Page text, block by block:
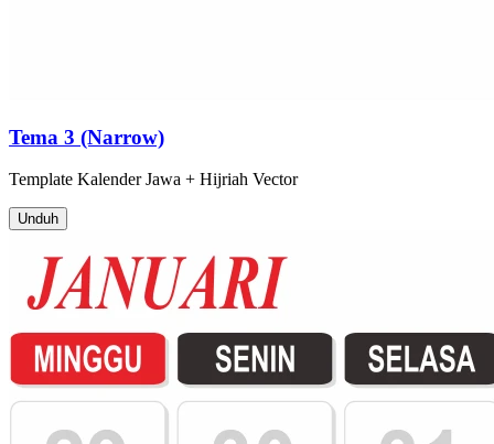
Tema 3 (Narrow)
Template Kalender Jawa + Hijriah Vector
Unduh